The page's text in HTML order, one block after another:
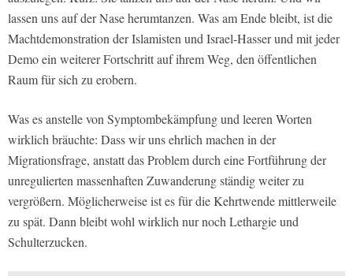
lassen uns auf der Nase herumtanzen. Was am Ende bleibt, ist die
Machtdemonstration der Islamisten und Israel-Hasser und mit jeder
Demo ein weiterer Fortschritt auf ihrem Weg, den öffentlichen
Raum für sich zu erobern.
Was es anstelle von Symptombekämpfung und leeren Worten
wirklich bräuchte: Dass wir uns ehrlich machen in der
Migrationsfrage, anstatt das Problem durch eine Fortführung der
unregulierten massenhaften Zuwanderung ständig weiter zu
vergrößern. Möglicherweise ist es für die Kehrtwende mittlerweile
zu spät. Dann bleibt wohl wirklich nur noch Lethargie und
Schulterzucken.